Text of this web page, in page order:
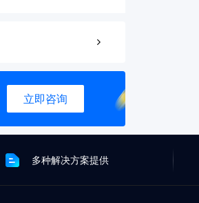
立即咨询
多种解决方案提供